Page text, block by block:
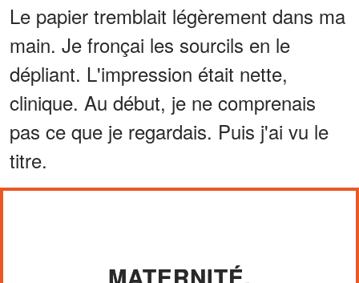
Le papier tremblait légèrement dans ma
main. Je fronçai les sourcils en le
dépliant. L'impression était nette,
clinique. Au début, je ne comprenais
pas ce que je regardais. Puis j'ai vu le
titre.